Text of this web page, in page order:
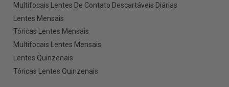
Multifocais Lentes De Contato Descartáveis Diárias
Lentes Mensais
Tóricas Lentes Mensais
Multifocais Lentes Mensais
Lentes Quinzenais
Tóricas Lentes Quinzenais